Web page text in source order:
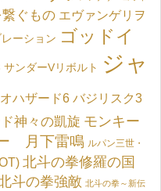
ぐもの エヴァンゲリヲ
ーション ゴッドイ
サンダーVリボルト
ジャ
ハザード6 バジリスク3
神々の凱旋 モンキー
月下雷鳴 ルパン三世・
北斗の拳修羅の国
斗の拳強敵 北斗の拳～新伝